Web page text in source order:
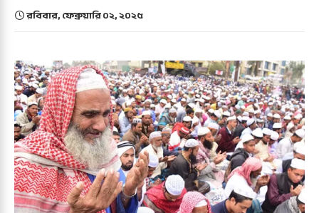
রবিবার, ফেব্রুয়ারি ০২, ২০২৫